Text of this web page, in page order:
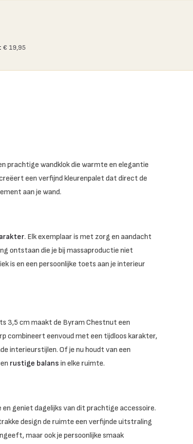
€ 19,95
prachtige wandklok die warmte en elegantie
een verfijnd kleurenpalet dat direct de
aan je wand.
. Elk exemplaar is met zorg en aandacht
ontstaan die je bij massaproductie niet
is en een persoonlijke toets aan je interieur
3,5 cm maakt de Byram Chestnut een
combineert eenvoud met een tijdloos karakter,
interieurstijlen. Of je nu houdt van een
rustige balans in elke ruimte.
geniet dagelijks van dit prachtige accessoire.
design de ruimte een verfijnde uitstraling
maar ook je persoonlijke smaak